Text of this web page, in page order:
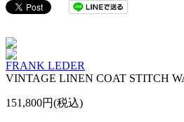
FRANK LEDER
VINTAGE LINEN COAT STITCH
151,800円(税込)